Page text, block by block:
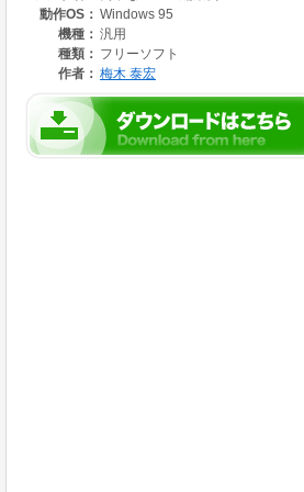
エディタでも作成、編集可能です。
CNTは、簡単な構成なので、すでにある
たり編集することで、新しいスタイルのヘル
ここでは、ヘルプカード９６で適当に作成し
test.hlp test.cnt
test2.hlp test2.cnt
動作OS： Windows 95
機種： 汎用
種類： フリーソフト
作者： 梅木 泰宏